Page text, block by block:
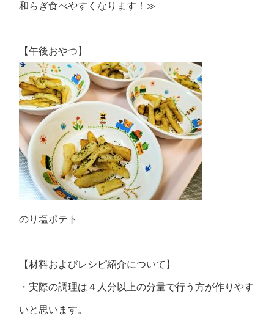
和らぎ食べやすくなります！≫
【午後おやつ】
のり塩ポテト
【材料およびレシピ紹介について】
・実際の調理は４人分以上の分量で行う方が作りやす
いと思います。